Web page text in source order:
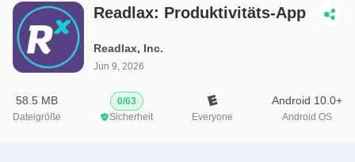
Readlax: Produktivitäts-App
Readlax, Inc.
Jun 9, 2026
58.5 MB
Dateigröße
0/63
Sicherheit
Everyone
Android 10.0+
Android OS